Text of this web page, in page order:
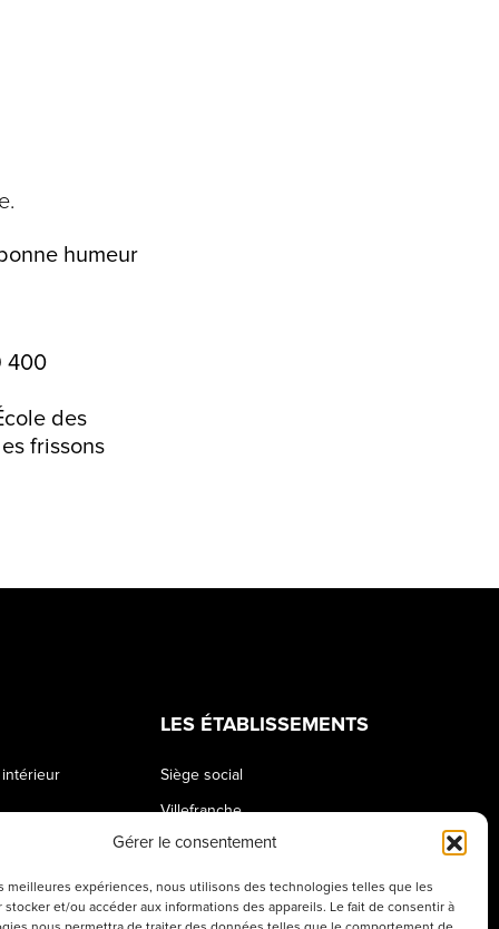
Gérer le consentement
meilleures expériences, nous utilisons des technologies telles que les
stocker et/ou accéder aux informations des appareils. Le fait de consentir à
humeur
400
des
frissons
LES ÉTABLISSEMENTS
Siège social
Villefranche
Belleville